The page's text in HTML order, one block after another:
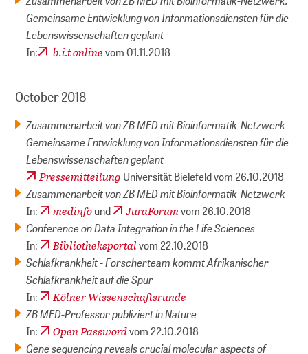
Gemeinsame Entwicklung von Informationsdiensten für die
Lebenswissenschaften geplant
In: b.i.t onlinevom 01.11.2018
October 2018
Zusammenarbeit von ZB MED mit Bioinformatik-Netzwerk -
Gemeinsame Entwicklung von Informationsdiensten für die
Lebenswissenschaften geplant
Pressemitteilung Universität Bielefeld vom 26.10.2018
Zusammenarbeit von ZB MED mit Bioinformatik-Netzwerk
In: medinfound JuraForumvom 26.10.2018
Conference on Data Integration in the Life Sciences
In: Bibliotheksportalvom 22.10.2018
Schlafkrankheit - Forscherteam kommt Afrikanischer
Schlafkrankheit auf die Spur
In: Kölner Wissenschaftsrunde
ZB MED-Professor publiziert in Nature
In: Open Passwordvom 22.10.2018
Gene sequencing reveals crucial molecular aspects of